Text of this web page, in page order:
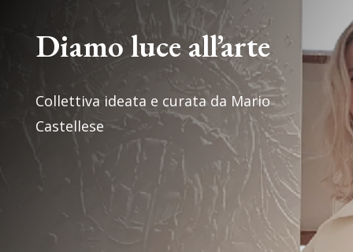
Diamo luce all’arte
Collettiva ideata e curata da Mario
Castellese